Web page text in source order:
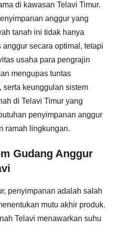
di kawasan Telavi Timur.
anggur yang
tanah ini tidak hanya
secara optimal, tetapi
usaha para pengrajin
mengupas tuntas
serta keunggulan sistem
di Telavi Timur yang
penyimpanan anggur
ramah lingkungan.
Gudang Anggur
penyimpanan adalah salah
mutu akhir produk.
Telavi menawarkan suhu